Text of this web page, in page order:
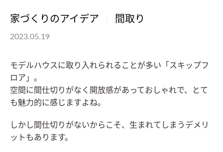
家づくりのアイデア 間取り
2023.05.19
モデルハウスに取り入れられることが多い「スキップフ
ロア」。
空間に間仕切りがなく開放感があっておしゃれで、とて
も魅力的に感じますよね。
しかし間仕切りがないからこそ、生まれてしまうデメリ
ットもあります。